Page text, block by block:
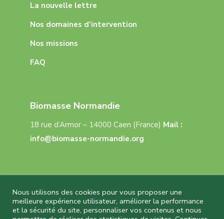
La nouvelle lettre
Nos domaines d’intervention
Nos missions
FAQ
Biomasse Normandie
18 rue d’Armor – 14000 Caen (France) Mail :
info@biomasse-normandie.org
Biomasse Normandie © 2026 Tous droits réservés
Nous utilisons des cookies pour vous proposer une
meilleure expérience utilisateur, améliorer la performance
et la sécurité du site, personnaliser vos contenus et nous